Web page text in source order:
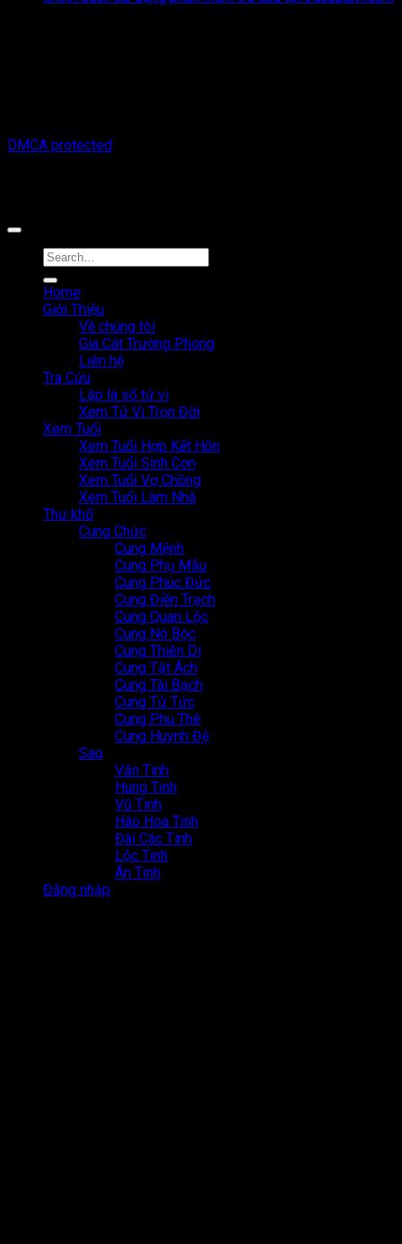
DMCA protected
Home
Giới Thiệu
Về chúng tôi
Gia Cát Trường Phong
Liên hệ
Tra Cứu
Lập lá số tử vi
Xem Tử Vi Trọn Đời
Xem Tuổi
Xem Tuổi Hợp Kết Hôn
Xem Tuổi Sinh Con
Xem Tuổi Vợ Chồng
Xem Tuổi Làm Nhà
Thư khố
Cung Chức
Cung Mệnh
Cung Phụ Mẫu
Cung Phúc Đức
Cung Điền Trạch
Cung Quan Lộc
Cung Nô Bộc
Cung Thiên Di
Cung Tật Ách
Cung Tài Bạch
Cung Tử Tức
Cung Phu Thê
Cung Huynh Đệ
Sao
Văn Tinh
Hung Tinh
Vũ Tinh
Hào Hoa Tinh
Đài Các Tinh
Lộc Tinh
Án Tinh
Đăng nhập